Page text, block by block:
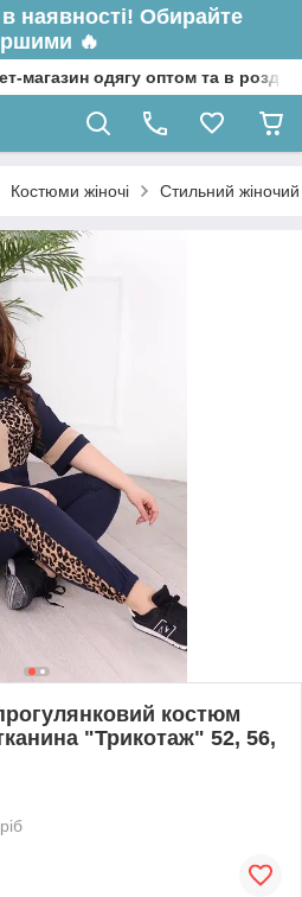
наявності! Обирайте
🔥
магазин одягу оптом та в
Костюми жіночі Стильний
костюм
"Трикотаж" 52, 56,